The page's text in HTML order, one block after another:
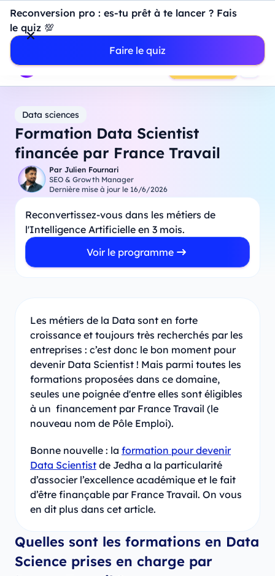
Reconversion pro : es-tu prêt à te lancer ? Fais
le quiz 💯
Faire le quiz
Introduction à Power BI : construisez votre premier
dashboard de A à Z
- Mardi 11 Août
18h00
Professionnels
Étudiants Parents Entreprises
Prendre RDV
Data sciences
Formation Data Scientist
financée par France Travail
Par Julien Fournari
SEO & Growth Manager
Dernière mise à jour le 16/6/2026
Reconvertissez-vous dans les métiers de
l'Intelligence Artificielle en 3 mois.
Voir le programme
Les métiers de la Data sont en forte
croissance et toujours très recherchés par les
entreprises : c’est donc le bon moment pour
devenir Data Scientist ! Mais parmi toutes les
formations proposées dans ce domaine,
seules une poignée d'entre elles sont éligibles
à un financement par France Travail (le
nouveau nom de Pôle Emploi).
Bonne nouvelle : la formation pour devenir
Data Scientist de Jedha a la particularité
d’associer l’excellence académique et le fait
d’être finançable par France Travail. On vous
en dit plus dans cet article.
Quelles sont les formations en Data
Science prises en charge par